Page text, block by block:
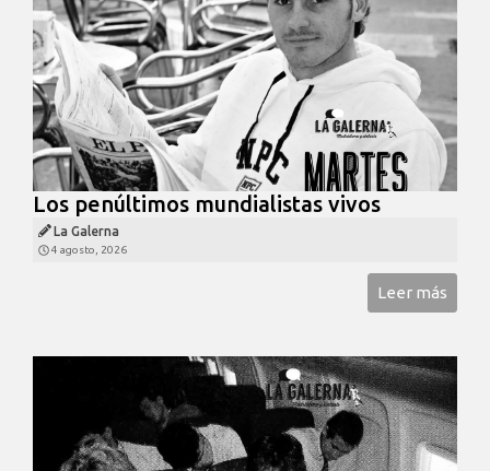
Los penúltimos mundialistas vivos
La Galerna
4 agosto, 2026
Leer más